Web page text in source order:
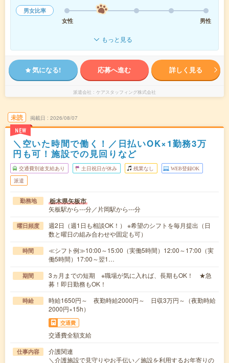
男女比率
女性
男性
もっと見る
気になる! 応募へ進む 詳しく見る
派遣会社 ケアスタッフィング株式会社
未読
NEW
掲載日 2026/08/07
＼空いた時間で働く！／日払いOK×1勤務3万
円も可！施設での見回りなど
交通費別途支給あり 土日祝日が休み 残業なし WEB登録OK
派遣
勤務地 栃木県矢板市
矢板駅から---分／片岡駅から---分
曜日頻度
週2日（週1日も相談OK！） ※希望のシフトを毎月提出（日
数と曜日の組み合わせや固定も可）
時間
≪シフト例≫10:00～15:00（実働5時間）12:00～17:00（実
働5時間）17:00～翌1…
期間
3ヵ月までの短期 ※職場が気に入れば、長期もOK！ ★急
募！即日勤務もOK！
時給
時給1650円～ 夜勤時給2000円～ 日収3万円～（夜勤時給
2000円×15h）
交通費
交通費全額支給
仕事内容
介護関連
＼介護施設で見守りやお手伝い／施設を利用するお年寄りの